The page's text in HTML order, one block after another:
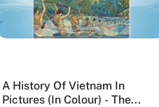
A History Of Vietnam In
Pictures (In Colour) - The...